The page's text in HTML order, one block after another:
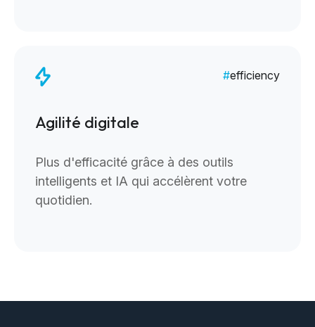
efficiency
Agilité digitale
Plus d'efficacité grâce à des outils
intelligents et IA qui accélèrent votre
quotidien.